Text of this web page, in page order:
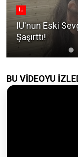
IU
IU'nun Eski
Şaşırttı!
BU VİDEOYU